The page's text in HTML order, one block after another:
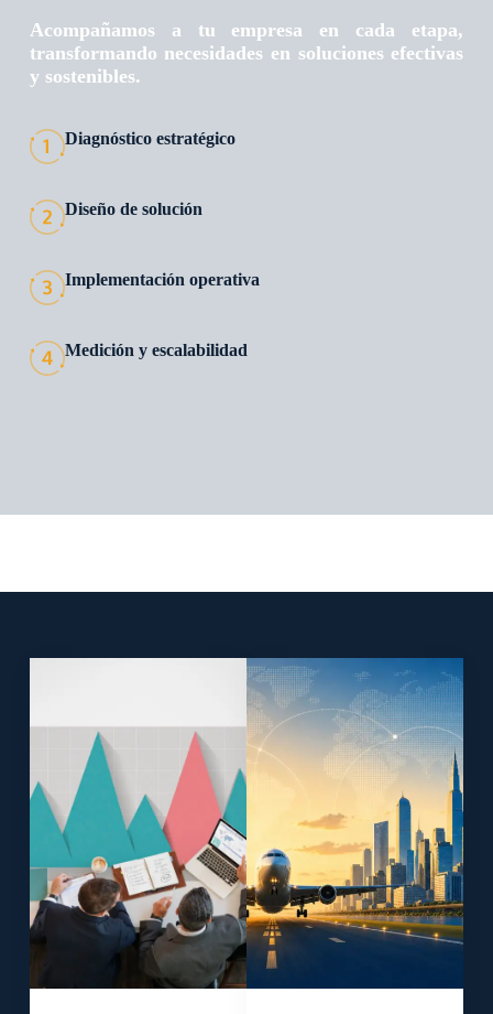
Acompañamos a tu empresa en cada etapa,
transformando necesidades en soluciones efectivas
y sostenibles.
Diagnóstico estratégico
Diseño de solución
Implementación operativa
Medición y escalabilidad